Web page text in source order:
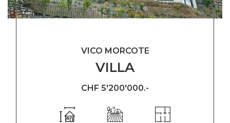
VILLA
VICO MORCOTE
CHF 5'200'000.-